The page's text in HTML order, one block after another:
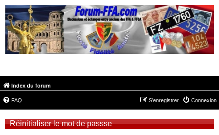
Index du forum
FAQ Connexion
S’enregistrer
Réinitialiser le mot de passse